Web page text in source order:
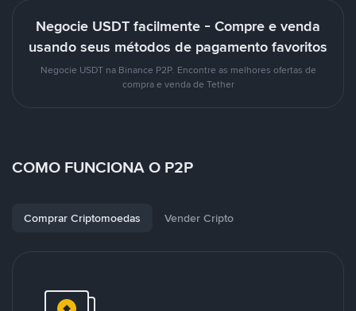
Negocie USDT facilmente - Compre e venda
usando seus métodos de pagamento favoritos
Negocie USDT na Binance P2P. Encontre as melhores ofertas de
compra e venda de Tether
COMO FUNCIONA O P2P
Comprar Criptomoedas Vender Cripto